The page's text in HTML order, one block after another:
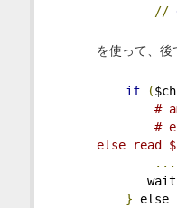
//
を使って、後
if (
#
#
else read
...
waitpid
} else